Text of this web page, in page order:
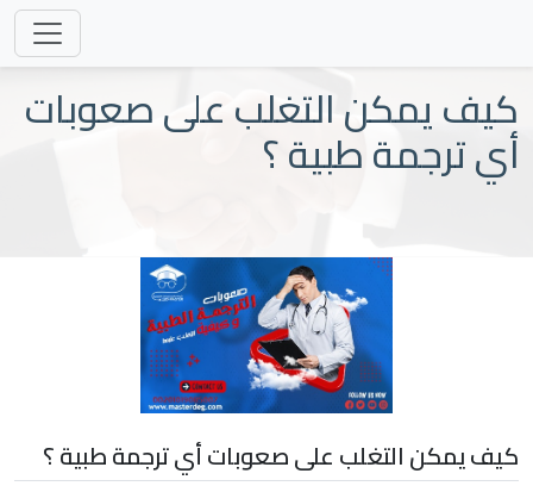
كيف يمكن التغلب على صعوبات
أي ترجمة طبية ؟
كيف يمكن التغلب على صعوبات أي ترجمة طبية ؟